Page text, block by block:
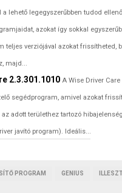
a lehető legegyszerűbben tudod
azokat így sokkal
teljes verziójával azokat frissítheted,
majd...
2.3.301.1010 A Wise Driver
segédprogram, amivel azokat
adott területhez tartozó
javító program). Ideális...
PROGRAM GENIUS